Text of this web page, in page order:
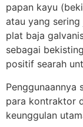
papan kayu
atau yang
plat baja
sebagai
positif searah
Penggunaannya
para kontraktor
keunggulan